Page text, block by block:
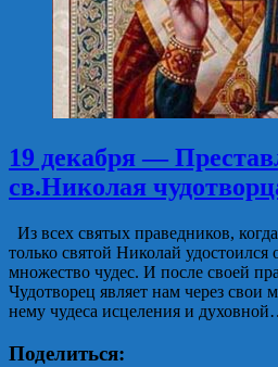
19 декабря —
св.Николая
Из всех святых праведников,
только святой Николай удостоился
множество чудес. И после своей
Чудотворец являет нам через
нему чудеса исцеления и
Поделиться: